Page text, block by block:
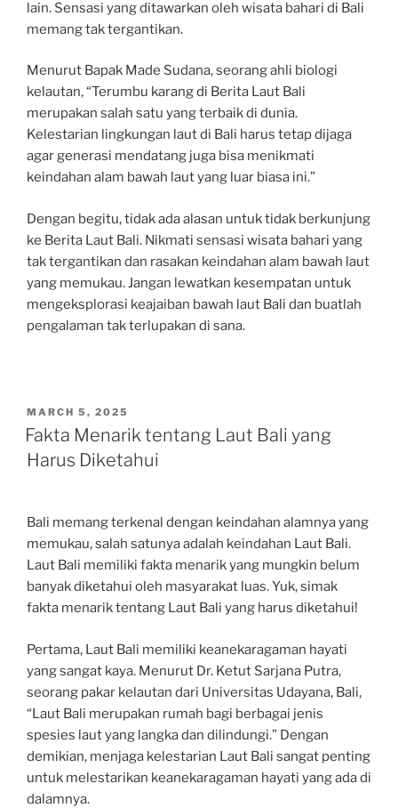
lain. Sensasi yang ditawarkan oleh wisata bahari di Bali
memang tak tergantikan.
Menurut Bapak Made Sudana, seorang ahli biologi
kelautan, “Terumbu karang di Berita Laut Bali
merupakan salah satu yang terbaik di dunia.
Kelestarian lingkungan laut di Bali harus tetap dijaga
agar generasi mendatang juga bisa menikmati
keindahan alam bawah laut yang luar biasa ini.”
Dengan begitu, tidak ada alasan untuk tidak berkunjung
ke Berita Laut Bali. Nikmati sensasi wisata bahari yang
tak tergantikan dan rasakan keindahan alam bawah laut
yang memukau. Jangan lewatkan kesempatan untuk
mengeksplorasi keajaiban bawah laut Bali dan buatlah
pengalaman tak terlupakan di sana.
POSTED
ON
MARCH 5, 2025
Fakta Menarik tentang Laut Bali yang
Harus Diketahui
Bali memang terkenal dengan keindahan alamnya yang
memukau, salah satunya adalah keindahan Laut Bali.
Laut Bali memiliki fakta menarik yang mungkin belum
banyak diketahui oleh masyarakat luas. Yuk, simak
fakta menarik tentang Laut Bali yang harus diketahui!
Pertama, Laut Bali memiliki keanekaragaman hayati
yang sangat kaya. Menurut Dr. Ketut Sarjana Putra,
seorang pakar kelautan dari Universitas Udayana, Bali,
“Laut Bali merupakan rumah bagi berbagai jenis
spesies laut yang langka dan dilindungi.” Dengan
demikian, menjaga kelestarian Laut Bali sangat penting
untuk melestarikan keanekaragaman hayati yang ada di
dalamnya.